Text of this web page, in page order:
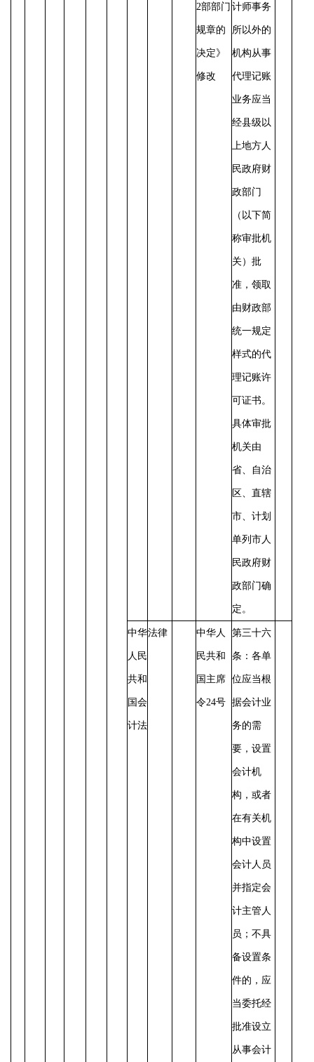
2部部门
规章的
决定》
修改
计师事务
所以外的
机构从事
代理记账
业务应当
经县级以
上地方人
民政府财
政部门
（以下简
称审批机
关）批
准，领取
由财政部
统一规定
样式的代
理记账许
可证书。
具体审批
机关由
省、自治
区、直辖
市、计划
单列市人
民政府财
政部门确
定。
中华
人民
共和
国会
计法
法律 中华人
民共和
国主席
令24号
第三十六
条：各单
位应当根
据会计业
务的需
要，设置
会计机
构，或者
在有关机
构中设置
会计人员
并指定会
计主管人
员；不具
备设置条
件的，应
当委托经
批准设立
从事会计